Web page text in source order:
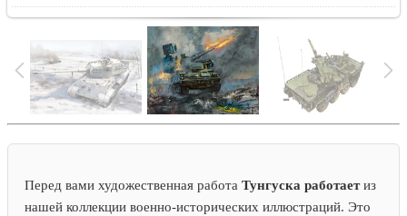
Перед вами художественная работа Тунгуска работаетиз
нашей коллекции военно-исторических иллюстраций. Это